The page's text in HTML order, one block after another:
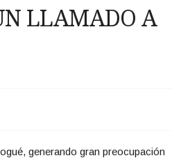
LLAMADO A
generando gran preocupación